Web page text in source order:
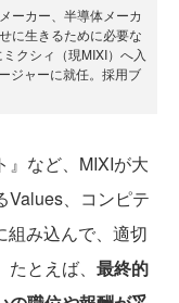
ーカー、半導体メーカ
に生きるために必要な
クシィ（現MIXI）へ入
ジャーに就任。採用ブ
など、MIXIが大
Values、コンピテ
組み込んで、適切
とえば、 最終的